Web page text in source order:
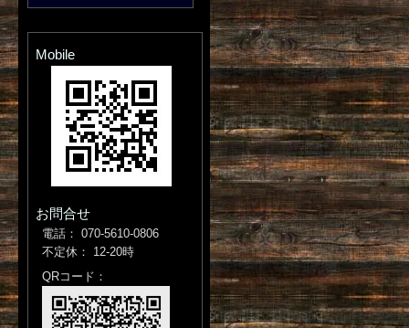
Mobile
お問合せ
電話： 070-5610-0806
不定休： 12-20時
QRコード：